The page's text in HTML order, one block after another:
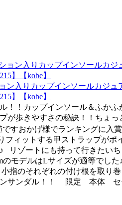
ン入りカップインソールカジ
】【kobe】
！！カップインソール＆ふか
が歩きやすさの秘訣！！ちょ
ですおかげ様でランキング
ィットする甲ストラップが
♪ リゾートにも持って行きた
モデルはLサイズが適等でした
小指のそれぞれの付け根を
ンサンダル！！ 限定 本体